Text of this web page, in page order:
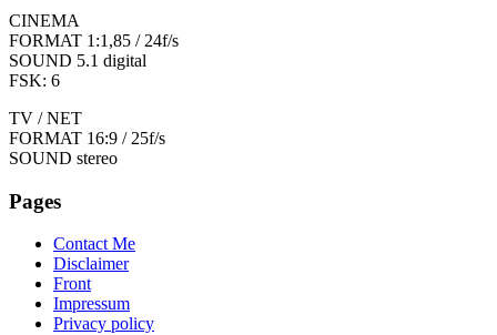
CINEMA
FORMAT 1:1,85 / 24f/s
SOUND 5.1 digital
FSK: 6
TV / NET
FORMAT 16:9 / 25f/s
SOUND stereo
Pages
Contact Me
Disclaimer
Front
Impressum
Privacy policy